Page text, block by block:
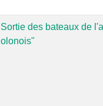
Sortie des bateaux de
olonois"